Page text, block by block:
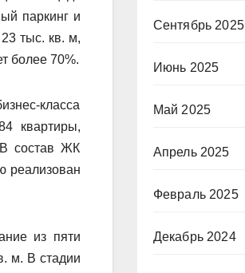
паркинг и
тыс. кв. м,
более 70%.
класса
квартиры,
В состав ЖК
реализован
из пяти
м. В стадии
Сентябрь 2025
Июнь 2025
Май 2025
Апрель 2025
Февраль 2025
Декабрь 2024